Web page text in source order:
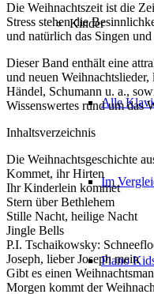
Kinder
Alle
Im
Piano
Die Weihnachtszeit ist die
Stress stehen die
und natürlich das Singen
Dieser Band enthält eine
und neuen
Händel, Schumann u. a.,
Wissenswertes rund um das
Inhaltsverzeichnis
Die Weihnachtsgeschichte
Kommet, ihr Hirten
Ihr Kinderlein kommet
Stern über Bethlehem
Stille Nacht, heilige Nacht
Jingle Bells
P.I. Tschaikowsky:
Joseph, lieber Joseph mein
Gibt es einen
Morgen kommt der